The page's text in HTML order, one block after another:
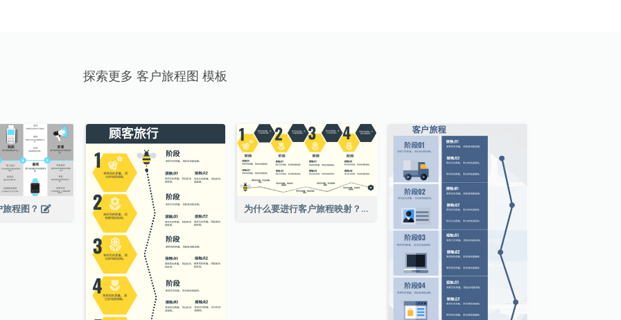
探索更多 客户旅程图 模板
程图？ 为什么要进行客户旅程映射？